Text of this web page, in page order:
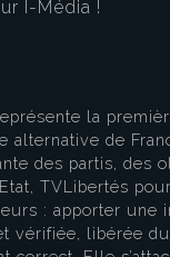
I-Média !
la
alternative de
des partis, des
TVLibertés
: apporter une
vérifiée, libérée